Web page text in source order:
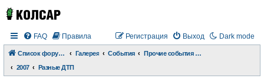
Dark mode
FAQ Правила Выход
Регистрация
Список форумов Галерея События
Прочие события и происшествия
2007
Разные ДТП